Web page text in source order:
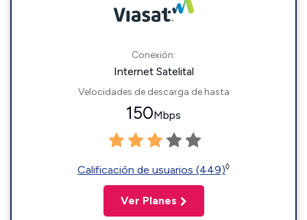
Conexión:
Internet Satelital
Velocidades de descarga de hasta
150Mbps
Calificación de usuarios (449)◊
Ver Planes